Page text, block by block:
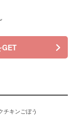
GET
チキンごぼう